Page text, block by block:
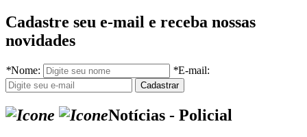
Cadastre seu e-mail e receba nossas
novidades
*Nome: *E-mail:
Notícias - Policial